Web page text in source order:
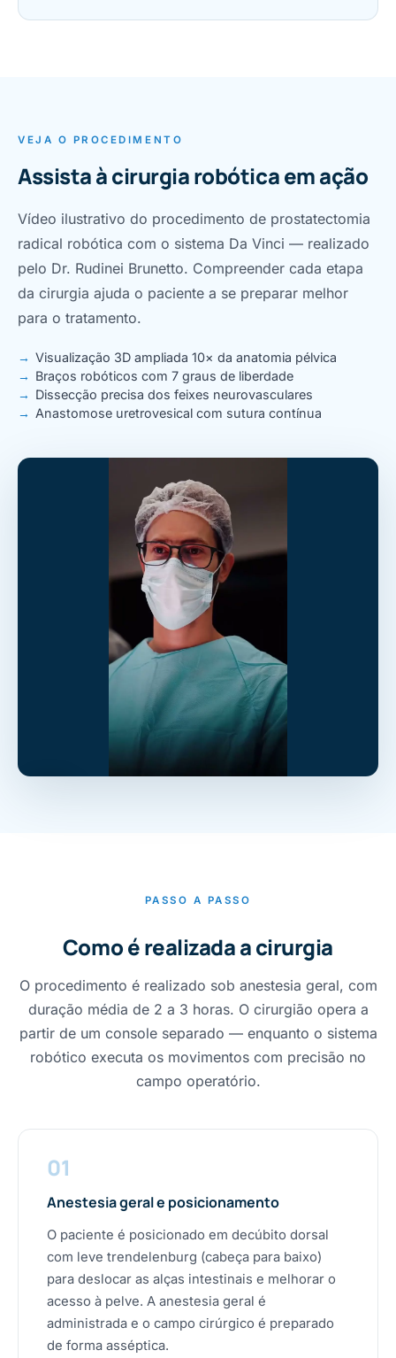
VEJA O PROCEDIMENTO
Assista à cirurgia robótica em ação
Vídeo ilustrativo do procedimento de prostatectomia
radical robótica com o sistema Da Vinci — realizado
pelo Dr. Rudinei Brunetto. Compreender cada etapa
da cirurgia ajuda o paciente a se preparar melhor
para o tratamento.
Visualização 3D ampliada 10× da anatomia pélvica
Braços robóticos com 7 graus de liberdade
Dissecção precisa dos feixes neurovasculares
Anastomose uretrovesical com sutura contínua
PASSO A PASSO
Como é realizada a cirurgia
O procedimento é realizado sob anestesia geral, com
duração média de 2 a 3 horas. O cirurgião opera a
partir de um console separado — enquanto o sistema
robótico executa os movimentos com precisão no
campo operatório.
01
Anestesia geral e posicionamento
O paciente é posicionado em decúbito dorsal
com leve trendelenburg (cabeça para baixo)
para deslocar as alças intestinais e melhorar o
acesso à pelve. A anestesia geral é
administrada e o campo cirúrgico é preparado
de forma asséptica.